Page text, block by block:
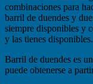
combinaciones para
barril de duendes y
siempre disponibles y
y las tienes disponibles.
Barril de duendes es
puede obtenerse a